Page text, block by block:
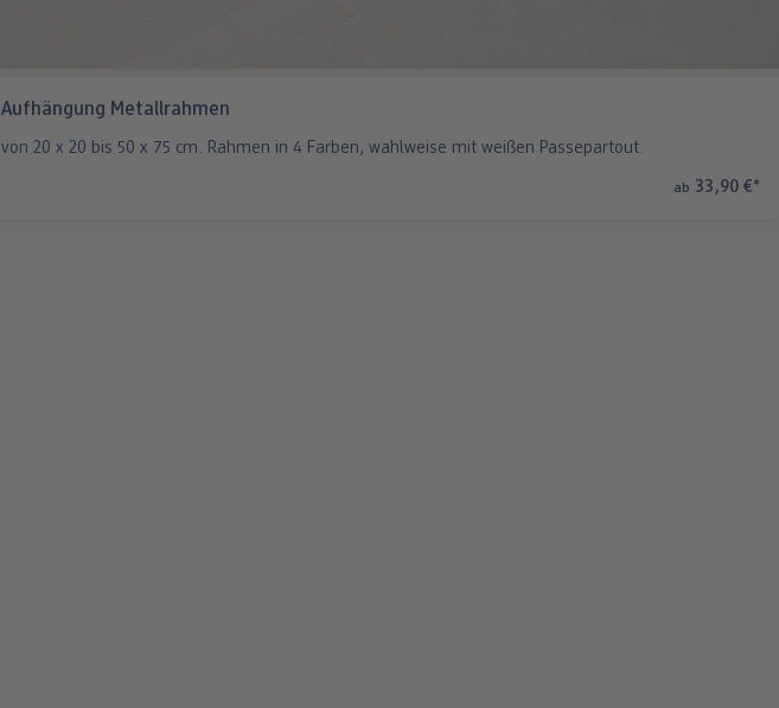
Aufhängung Metallrahmen
von 20 x 20 bis 50 x 75 cm. Rahmen in 4 Farben, wahlweise mit weißen Passepartout.
ab 33,90 €*